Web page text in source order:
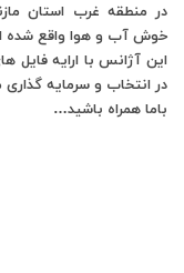
در منطقه غرب استان
خوش آب و هوا واقع شده
این آژانس با ارایه فایل
در انتخاب و سرمایه
باما همراه باشید…